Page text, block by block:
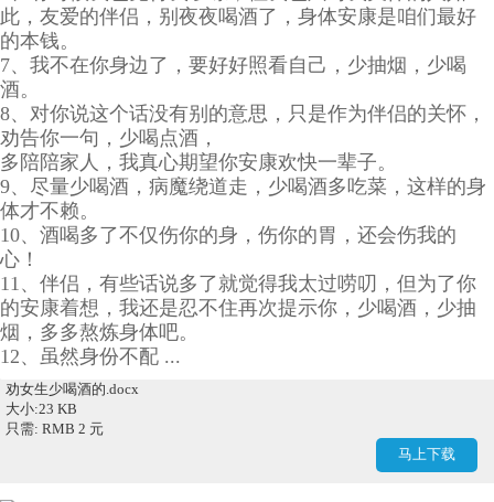
此，友爱的伴侣，别夜夜喝酒了，身体安康是咱们最好
的本钱。
7、我不在你身边了，要好好照看自己，少抽烟，少喝
酒。
8、对你说这个话没有别的意思，只是作为伴侣的关怀，
劝告你一句，少喝点酒，
多陪陪家人，我真心期望你安康欢快一辈子。
9、尽量少喝酒，病魔绕道走，少喝酒多吃菜，这样的身
体才不赖。
10、酒喝多了不仅伤你的身，伤你的胃，还会伤我的
心！
11、伴侣，有些话说多了就觉得我太过唠叨，但为了你
的安康着想，我还是忍不住再次提示你，少喝酒，少抽
烟，多多熬炼身体吧。
12、虽然身份不配 ...
劝女生少喝酒的.docx
大小:23 KB
只需: RMB 2 元
马上下载